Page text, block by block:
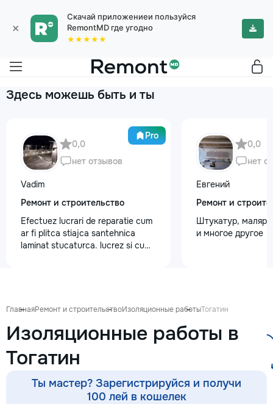
×
Скачай приложениеи пользуйся
RemontMD где угодно
★★★★★
Здесь можешь быть и ты
Pro
0,0
нет отзывов
Vadim
Ремонт и строительство
Efectuez lucrari de reparatie cum
ar fi plitca stiajca santehnica
laminat stucaturca. lucrez si cu
0,0
нет
Евгений
Ремонт и
Штукатур, маляр ,
и многое другое
ГлавнаяРемонт и строительствоИзоляционные работыТогатин
Изоляционные работы в
Тогатин
Ты мастер? Зарегистрируйся и получи
100 лей в кошелек